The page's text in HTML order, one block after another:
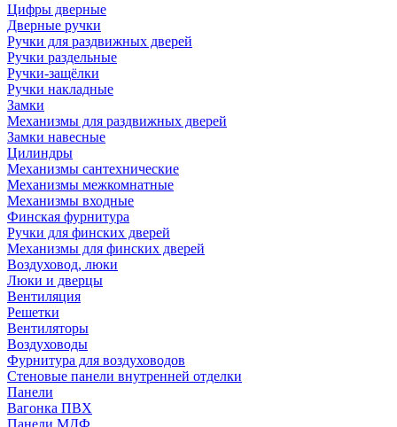
Цифры дверные
Дверные ручки
Ручки для раздвижных дверей
Ручки раздельные
Ручки-защёлки
Ручки накладные
Замки
Механизмы для раздвижных дверей
Замки навесные
Цилиндры
Механизмы сантехнические
Механизмы межкомнатные
Механизмы входные
Финская фурнитура
Ручки для финских дверей
Механизмы для финских дверей
Воздуховод, люки
Люки и дверцы
Вентиляция
Решетки
Вентиляторы
Воздуховоды
Фурнитура для воздуховодов
Стеновые панели внутренней отделки
Панели
Вагонка ПВХ
Панели МДФ